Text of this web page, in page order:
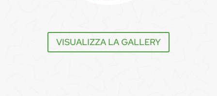
VISUALIZZA LA GALLERY